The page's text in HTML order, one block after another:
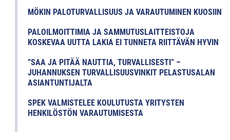
MÖKIN PALOTURVALLISUUS JA VARAUTUMINEN KUOSIIN
PALOILMOITTIMIA JA SAMMUTUSLAITTEISTOJA
KOSKEVAA UUTTA LAKIA EI TUNNETA RIITTÄVÄN HYVIN
”SAA JA PITÄÄ NAUTTIA, TURVALLISESTI” –
JUHANNUKSEN TURVALLISUUSVINKIT PELASTUSALAN
ASIANTUNTIJALTA
SPEK VALMISTELEE KOULUTUSTA YRITYSTEN
HENKILÖSTÖN VARAUTUMISESTA